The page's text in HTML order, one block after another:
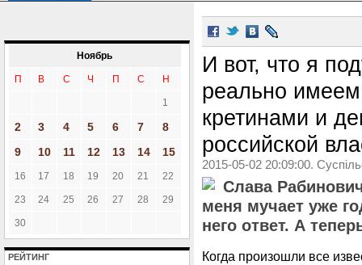
Ноябрь
П В С Ч П С Н
1
2 3 4 5 6 7
8
9
10 11 12 13 14 15
16 17 18 19 20 21 22
23 24 25 26 27 28 29
30
РЕЙТИНГ
И вот, что я
реально
кретинами и
российской
2015-05-02 20:09:00.
Слава
меня мучает уже
него ответ. А
Когда произошли все